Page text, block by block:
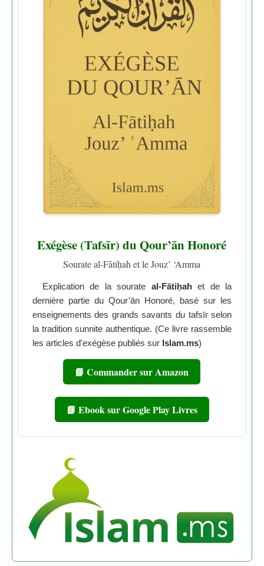
Exégèse (Tafsīr) du Qour’ān Honoré
Sourate al-Fātiḥah et le Jouz’ ‘Amma
Explication de la sourate al-Fātiḥahet de la
dernière partie du Qour’ān Honoré, basé sur les
enseignements des grands savants du tafsīr selon
la tradition sunnite authentique. (Ce livre rassemble
les articles d'exégèse publiés sur Islam.ms)
📘 Commander sur Amazon
📘 Ebook sur Google Play Livres